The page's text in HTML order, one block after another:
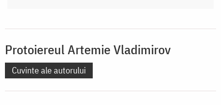
Protoiereul Artemie Vladimirov
Cuvinte ale autorului